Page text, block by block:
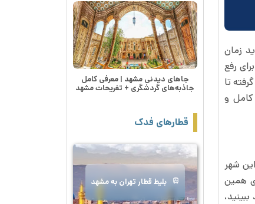
زمان
رفع
تا
کامل و
شهر
همین
جاهای دیدنی مشهد | معرفی کامل
جاذبه‌های گردشگری + تفریحات مشهد
قطارهای فدک
بلیط قطار تهران به مشهد